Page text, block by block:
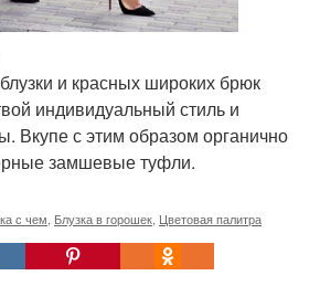
и красных широких брюк
индивидуальный стиль и
Вкупе с этим образом органично
замшевые туфли.
с чем, Блузка в горошек, Цветовая палитра